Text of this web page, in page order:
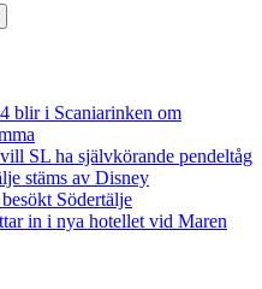
blir i Scaniarinken om
SL ha självkörande pendeltåg
stäms av Disney
Södertälje
in i nya hotellet vid Maren